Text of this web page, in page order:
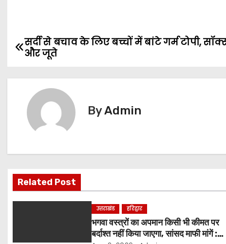
P
v
i
सर्दी से बचाव के लिए बच्चों में बांटे गर्म टोपी,
और जूते
ByAdmin
Related Post
उत्तराखंड हरिद्वार
भगवा वस्त्रों का अपमान किसी भी कीमत पर
बर्दाश्त नहीं किया जाएगा, सांसद माफी मांगें :